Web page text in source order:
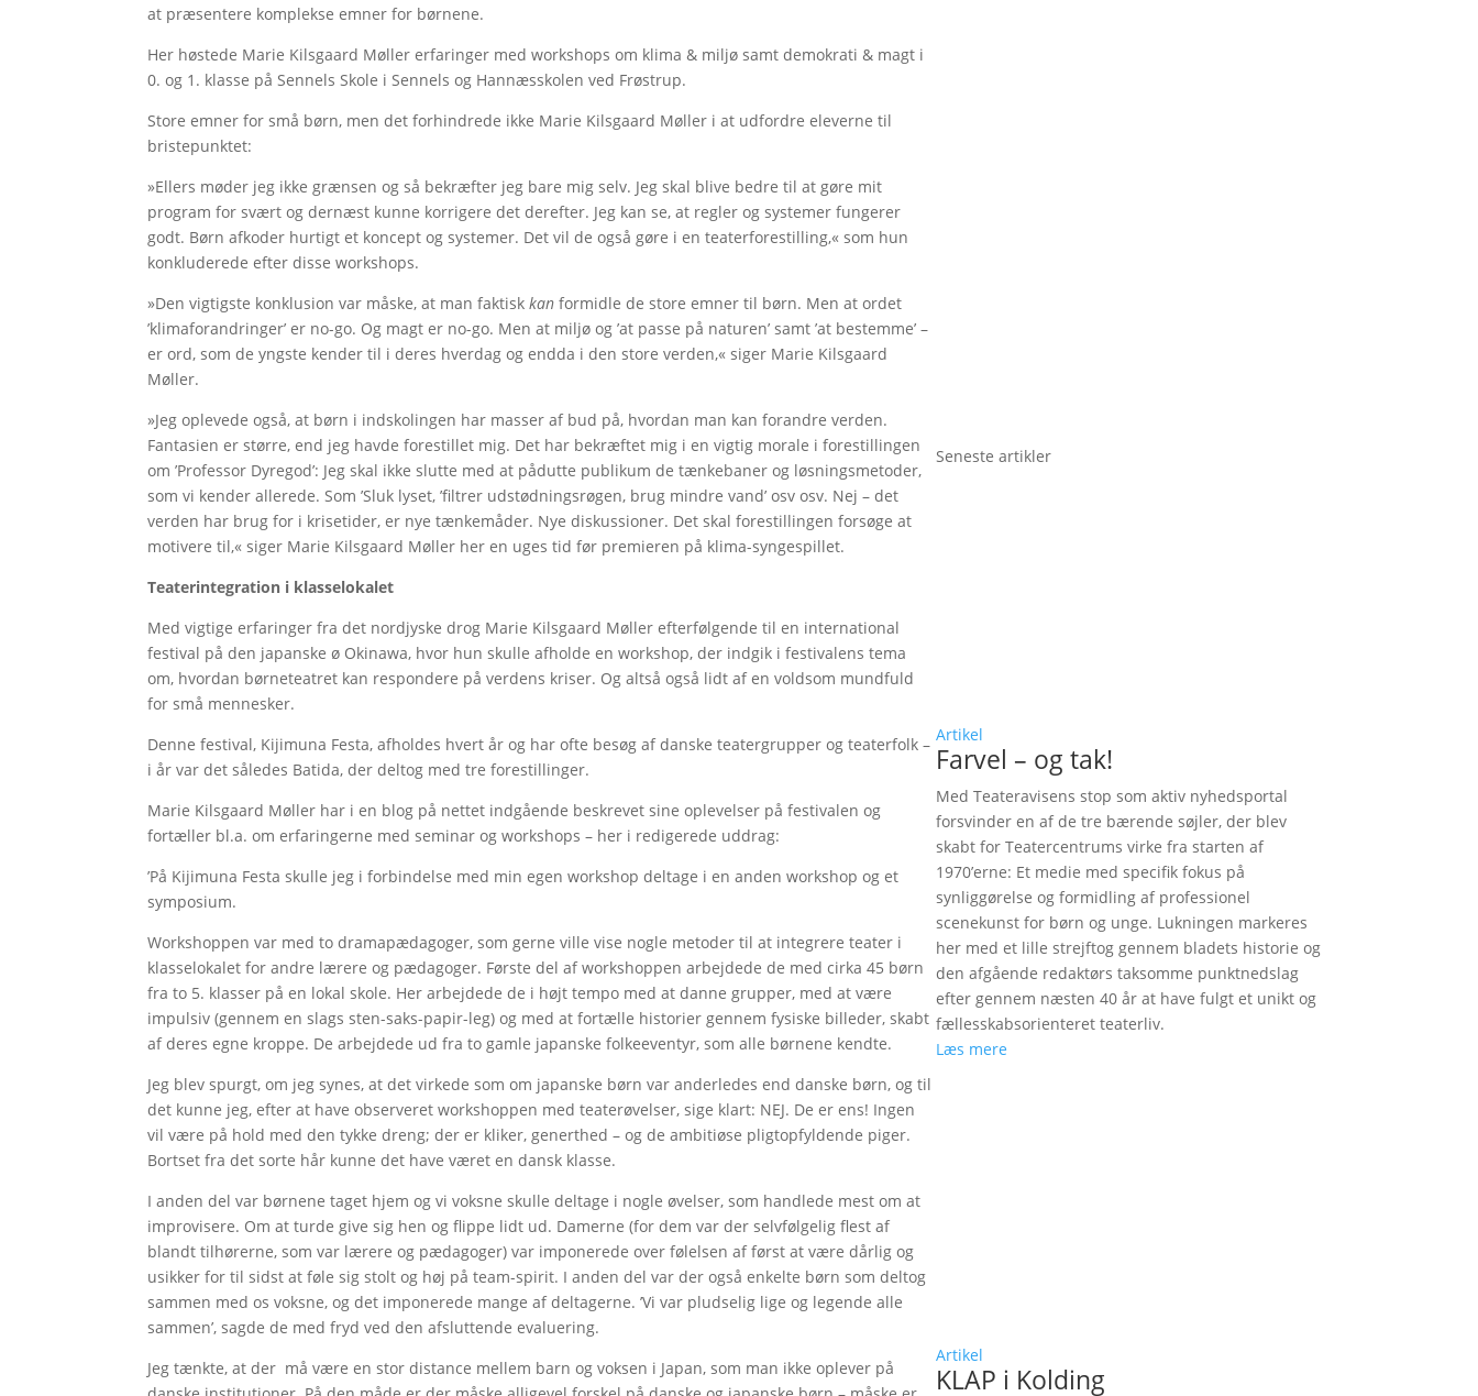
at præsentere komplekse emner for børnene.
Her høstede Marie Kilsgaard Møller erfaringer med workshops om klima & miljø samt demokrati & magt i
0. og 1. klasse på Sennels Skole i Sennels og Hannæsskolen ved Frøstrup.
Store emner for små børn, men det forhindrede ikke Marie Kilsgaard Møller i at udfordre eleverne til
bristepunktet:
»Ellers møder jeg ikke grænsen og så bekræfter jeg bare mig selv. Jeg skal blive bedre til at gøre mit
program for svært og dernæst kunne korrigere det derefter. Jeg kan se, at regler og systemer fungerer
godt. Børn afkoder hurtigt et koncept og systemer. Det vil de også gøre i en teaterforestilling,« som hun
konkluderede efter disse workshops.
»Den vigtigste konklusion var måske, at man faktiskkan formidle de store emner til børn. Men at ordet
’klimaforandringer’ er no-go. Og magt er no-go. Men at miljø og ’at passe på naturen’ samt ’at bestemme’ –
er ord, som de yngste kender til i deres hverdag og endda i den store verden,« siger Marie Kilsgaard
Møller.
»Jeg oplevede også, at børn i indskolingen har masser af bud på, hvordan man kan forandre verden.
Fantasien er større, end jeg havde forestillet mig. Det har bekræftet mig i en vigtig morale i forestillingen
om ’Professor Dyregod’: Jeg skal ikke slutte med at pådutte publikum de tænkebaner og løsningsmetoder,
som vi kender allerede. Som ’Sluk lyset, ’filtrer udstødningsrøgen, brug mindre vand’ osv osv. Nej – det
verden har brug for i krisetider, er nye tænkemåder. Nye diskussioner. Det skal forestillingen forsøge at
motivere til,« siger Marie Kilsgaard Møller her en uges tid før premieren på klima-syngespillet.
Teaterintegration i klasselokalet
Med vigtige erfaringer fra det nordjyske drog Marie Kilsgaard Møller efterfølgende til en international
festival på den japanske ø Okinawa, hvor hun skulle afholde en workshop, der indgik i festivalens tema
om, hvordan børneteatret kan respondere på verdens kriser. Og altså også lidt af en voldsom mundfuld
for små mennesker.
Denne festival, Kijimuna Festa, afholdes hvert år og har ofte besøg af danske teatergrupper og teaterfolk –
i år var det således Batida, der deltog med tre forestillinger.
Marie Kilsgaard Møller har i en blog på nettet indgående beskrevet sine oplevelser på festivalen og
fortæller bl.a. om erfaringerne med seminar og workshops – her i redigerede uddrag:
’På Kijimuna Festa skulle jeg i forbindelse med min egen workshop deltage i en anden workshop og et
symposium.
Workshoppen var med to dramapædagoger, som gerne ville vise nogle metoder til at integrere teater i
klasselokalet for andre lærere og pædagoger. Første del af workshoppen arbejdede de med cirka 45 børn
fra to 5. klasser på en lokal skole. Her arbejdede de i højt tempo med at danne grupper, med at være
impulsiv (gennem en slags sten-saks-papir-leg) og med at fortælle historier gennem fysiske billeder, skabt
af deres egne kroppe. De arbejdede ud fra to gamle japanske folkeeventyr, som alle børnene kendte.
Jeg blev spurgt, om jeg synes, at det virkede som om japanske børn var anderledes end danske børn, og til
det kunne jeg, efter at have observeret workshoppen med teaterøvelser, sige klart: NEJ. De er ens! Ingen
vil være på hold med den tykke dreng; der er kliker, generthed – og de ambitiøse pligtopfyldende piger.
Bortset fra det sorte hår kunne det have været en dansk klasse.
I anden del var børnene taget hjem og vi voksne skulle deltage i nogle øvelser, som handlede mest om at
improvisere. Om at turde give sig hen og flippe lidt ud. Damerne (for dem var der selvfølgelig flest af
blandt tilhørerne, som var lærere og pædagoger) var imponerede over følelsen af først at være dårlig og
usikker for til sidst at føle sig stolt og høj på team-spirit. I anden del var der også enkelte børn som deltog
sammen med os voksne, og det imponerede mange af deltagerne. ’Vi var pludselig lige og legende alle
sammen’, sagde de med fryd ved den afsluttende evaluering.
Jeg tænkte, at der må være en stor distance mellem barn og voksen i Japan, som man ikke oplever på
Seneste artikler
Artikel
Farvel – og tak!
Med Teateravisens stop som aktiv nyhedsportal
forsvinder en af de tre bærende søjler, der blev
skabt for Teatercentrums virke fra starten af
1970’erne: Et medie med specifik fokus på
synliggørelse og formidling af professionel
scenekunst for børn og unge. Lukningen markeres
her med et lille strejftog gennem bladets historie og
den afgående redaktørs taksomme punktnedslag
efter gennem næsten 40 år at have fulgt et unikt og
fællesskabsorienteret teaterliv.
Læs mere
Artikel
KLAP i Kolding